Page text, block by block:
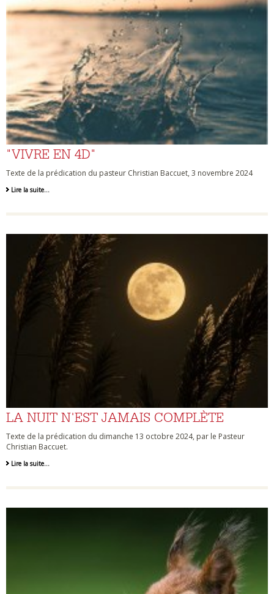
"VIVRE EN 4D"
Texte de la prédication du pasteur Christian Baccuet, 3 novembre 2024
Lire la suite…
LA NUIT N'EST JAMAIS COMPLÈTE
Texte de la prédication du dimanche 13 octobre 2024, par le Pasteur
Christian Baccuet.
Lire la suite…